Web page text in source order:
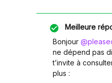
Meilleure
Bonjour
ne dépend pas
t’invite à
plus :